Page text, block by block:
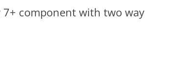
component with two way